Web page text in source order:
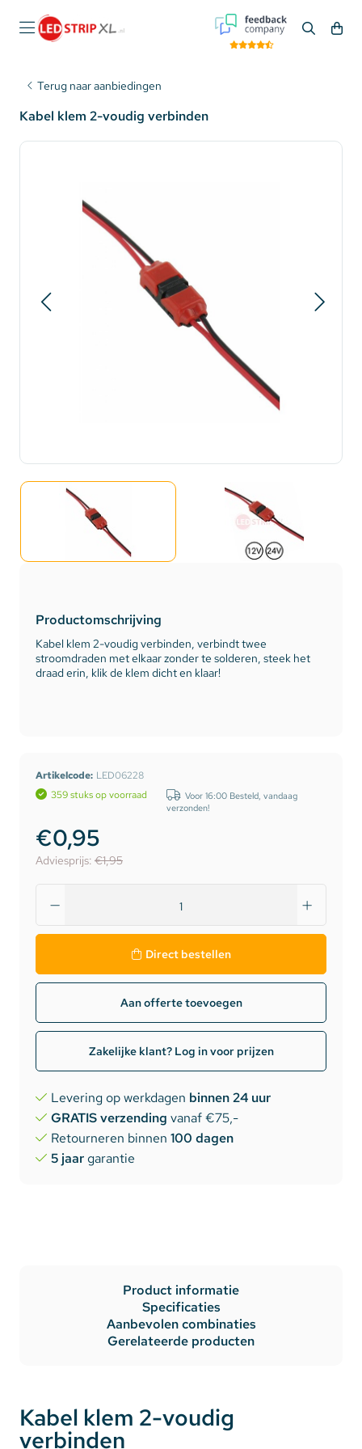
Terug naar aanbiedingen
Kabel klem 2-voudig verbinden
Productomschrijving
Kabel klem 2-voudig verbinden, verbindt twee
stroomdraden met elkaar zonder te solderen, steek het
draad erin, klik de klem dicht en klaar!
Artikelcode: LED06228
359 stuks op voorraad
Voor 16:00 Besteld, vandaag
verzonden!
€0,95
Adviesprijs: €1,95
Direct bestellen
Aan offerte toevoegen
Zakelijke klant? Log in voor prijzen
Levering op werkdagen binnen 24 uur
GRATIS verzending vanaf €75,-
Retourneren binnen 100 dagen
5 jaargarantie
Product informatie
Specificaties
Aanbevolen combinaties
Gerelateerde producten
Kabel klem 2-voudig
verbinden